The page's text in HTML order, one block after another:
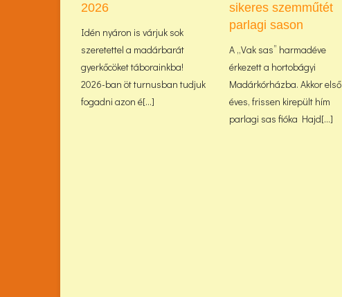
2026
Idén nyáron is várjuk sok
szeretettel a madárbarát
gyerkőcöket táborainkba!
2026-ban öt turnusban tudjuk
fogadni azon é[...]
sikeres szemműtét
parlagi sason
A „Vak sas” harmadéve
érkezett a hortobágyi
Madárkórházba. Akkor első
éves, frissen kirepült hím
parlagi sas fióka Hajd[...]